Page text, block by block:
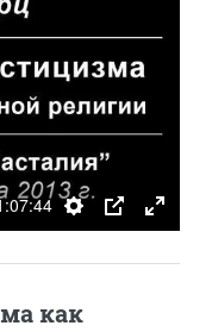
SETTINGS
PIP
как